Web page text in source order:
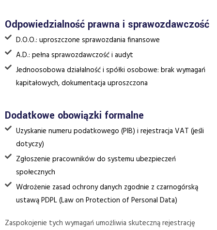
Odpowiedzialność prawna i sprawozdawczość
D.O.O.: uproszczone sprawozdania finansowe
A.D.: pełna sprawozdawczość i audyt
Jednoosobowa działalność i spółki osobowe: brak wymagań
kapitałowych, dokumentacja uproszczona
Dodatkowe obowiązki formalne
Uzyskanie numeru podatkowego (PIB) i rejestracja VAT (jeśli
dotyczy)
Zgłoszenie pracowników do systemu ubezpieczeń
społecznych
Wdrożenie zasad ochrony danych zgodnie z czarnogórską
ustawą PDPL (Law on Protection of Personal Data)
Zaspokojenie tych wymagań umożliwia skuteczną rejestrację